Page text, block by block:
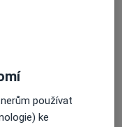
používat
ke